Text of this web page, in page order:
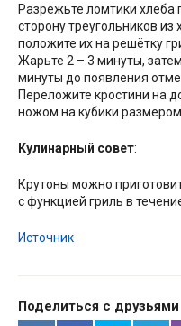
Разрежьте ломтики
сторону треугольников
положите их на решётку
Жарьте 2 – 3 минуты,
минуты до появления
Переложите кростини на
ножом на кубики
Кулинарный совет:
Крутоны можно
с функцией гриль в
Источник
Поделиться с друзьями